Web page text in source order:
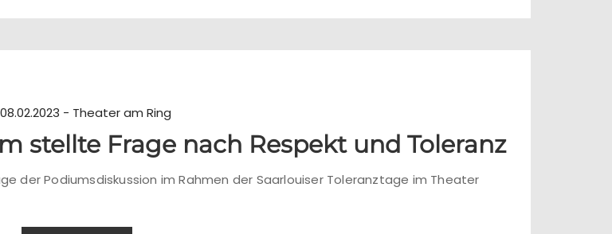
08.02.2023 - Theater am Ring
stellte Frage nach Respekt und Toleranz
der Podiumsdiskussion im Rahmen der Saarlouiser Toleranztage im Theater